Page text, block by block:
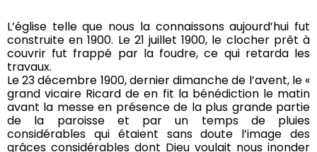
L’église telle que nous la connaissons aujourd’hui fut
construite en 1900. Le 21 juillet 1900, le clocher prêt à
couvrir fut frappé par la foudre, ce qui retarda les
travaux.
Le 23 décembre 1900, dernier dimanche de l’avent, le «
grand vicaire Ricard de en fit la bénédiction le matin
avant la messe en présence de la plus grande partie
de la paroisse et par un temps de pluies
considérables qui étaient sans doute l’image des
grâces considérables dont Dieu voulait nous inonder